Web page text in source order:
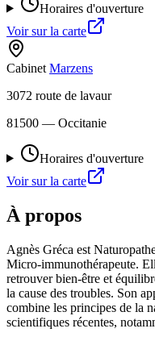
Horaires d'ouverture
Voir sur la carte
Cabinet Marzens
3072 route de lavaur
81500 — Occitanie
Horaires d'ouverture
Voir sur la carte
À propos
Agnès Gréca est
Micro-immunothérapeute.
retrouver bien-être et
la cause des troubles. Son
combine les principes de la
scientifiques récentes,